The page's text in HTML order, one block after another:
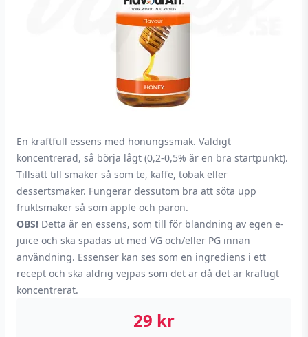
En kraftfull essens med honungssmak. Väldigt
koncentrerad, så börja lågt (0,2-0,5% är en bra startpunkt).
Tillsätt till smaker så som te, kaffe, tobak eller
dessertsmaker. Fungerar dessutom bra att söta upp
fruktsmaker så som äpple och päron.
OBS! Detta är en essens, som till för blandning av egen e-
juice och ska spädas ut med VG och/eller PG innan
användning. Essenser kan ses som en ingrediens i ett
recept och ska aldrig vejpas som det är då det är kraftigt
koncentrerat.
29 kr